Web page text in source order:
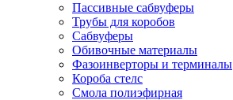
Пассивные сабвуферы
Трубы для коробов
Сабвуферы
Обивочные материалы
Фазоинверторы и терминалы
Короба стелс
Смола полиэфирная